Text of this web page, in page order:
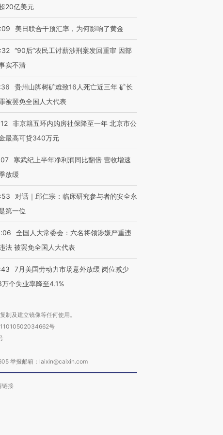
第四届链博
科技“链”接产
【特别呈现】寻找100种
CFO：不靠规模取胜，华
20亿美元
美日联合干预汇率，为何影响了黄金
“90后”农民工讨薪涉刑案发回重审 因部
实不清
贵州山脚树矿难致16人死亡近三年 矿长
被罢免全国人大代表
非京籍五环内购房社保降至一年 北京市公
最高可贷340万元
寒武纪上半年净利润同比翻倍 营收增速
放缓
对话｜邱仁宗：临床研究参与者的安全永
第一位
全国人大常委会：六名将领涉嫌严重违
法 被罢免全国人大代表
7月美国劳动力市场意外放缓 岗位减少
万个失业率降至4.1%
制及建立镜像等任何使用。
号
举报邮箱：laixin@caixin.com
链接